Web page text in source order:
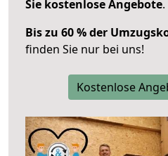
Sie kostenlose Angebote.
Bis zu 60 % der
finden Sie nur bei uns!
Kostenlose